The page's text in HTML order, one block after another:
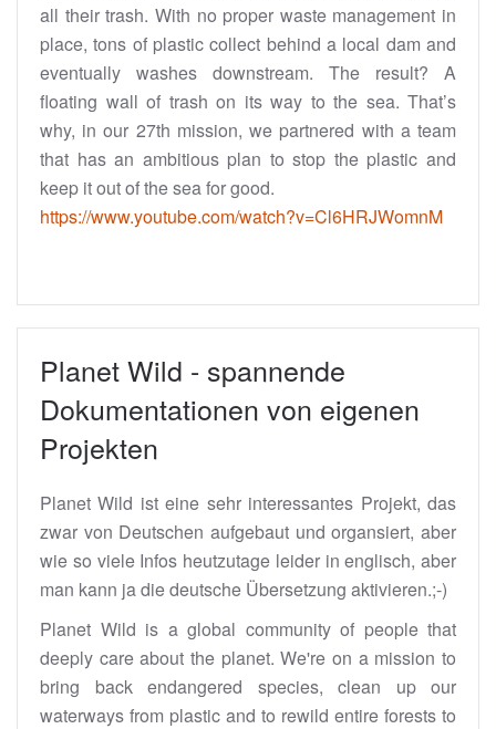
all their trash. With no proper waste management in
place, tons of plastic collect behind a local dam and
eventually washes downstream. The result? A
floating wall of trash on its way to the sea. That’s
why, in our 27th mission, we partnered with a team
that has an ambitious plan to stop the plastic and
keep it out of the sea for good.
https://www.youtube.com/watch?v=Cl6HRJWomnM
Planet Wild - spannende
Dokumentationen von eigenen
Projekten
Planet Wild ist eine sehr interessantes Projekt, das
zwar von Deutschen aufgebaut und organsiert, aber
wie so viele Infos heutzutage leider in englisch, aber
man kann ja die deutsche Übersetzung aktivieren.;-)
Planet Wild is a global community of people that
deeply care about the planet. We're on a mission to
bring back endangered species, clean up our
waterways from plastic and to rewild entire forests to